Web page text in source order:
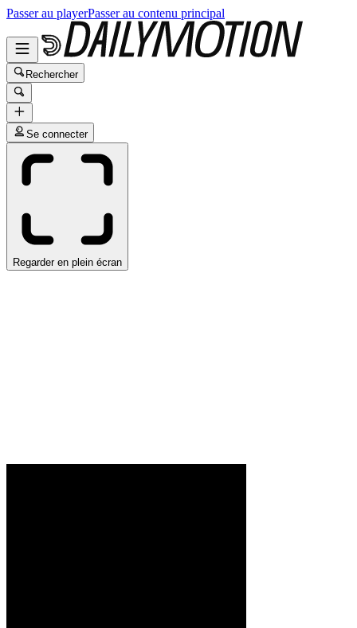
Passer au playerPasser au contenu principal
Rechercher
Se connecter
Regarder en plein écran